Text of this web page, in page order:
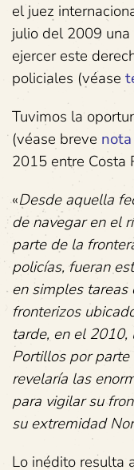
el juez
julio del 2009
ejercer este
policiales (véase
Tuvimos la
(véase breve nota
2015 entre Costa
«Desde aquella
de navegar en el
parte de la
policías, fueran
en simples
fronterizos
tarde, en el
Portillos por
revelaría las
para vigilar su
su extremidad
Lo inédito resulta